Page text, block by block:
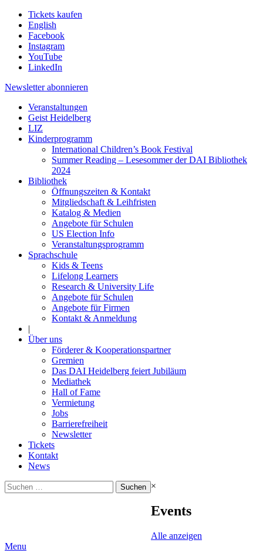
Tickets kaufen
English
Facebook
Instagram
YouTube
LinkedIn
Newsletter abonnieren
Veranstaltungen
Geist Heidelberg
LIZ
Kinderprogramm
International Children’s Book Festival
Summer Reading – Lesesommer der DAI Bibliothek
2024
Bibliothek
Öffnungszeiten & Kontakt
Mitgliedschaft & Leihfristen
Katalog & Medien
Angebote für Schulen
US Election Info
Veranstaltungsprogramm
Sprachschule
Kids & Teens
Lifelong Learners
Research & University Life
Angebote für Schulen
Angebote für Firmen
Kontakt & Anmeldung
|
Über uns
Förderer & Kooperationspartner
Gremien
Das DAI Heidelberg feiert Jubiläum
Mediathek
Hall of Fame
Vermietung
Jobs
Barrierefreiheit
Newsletter
Tickets
Kontakt
News
Suchen
nach:
×
Events
Alle anzeigen
Menu